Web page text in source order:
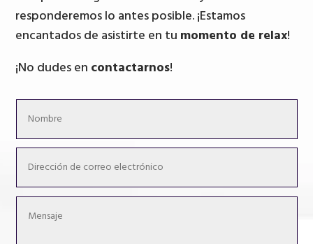
responderemos lo antes posible. ¡Estamos
encantados de asistirte en tu momento de relax!
¡No dudes en contactarnos!